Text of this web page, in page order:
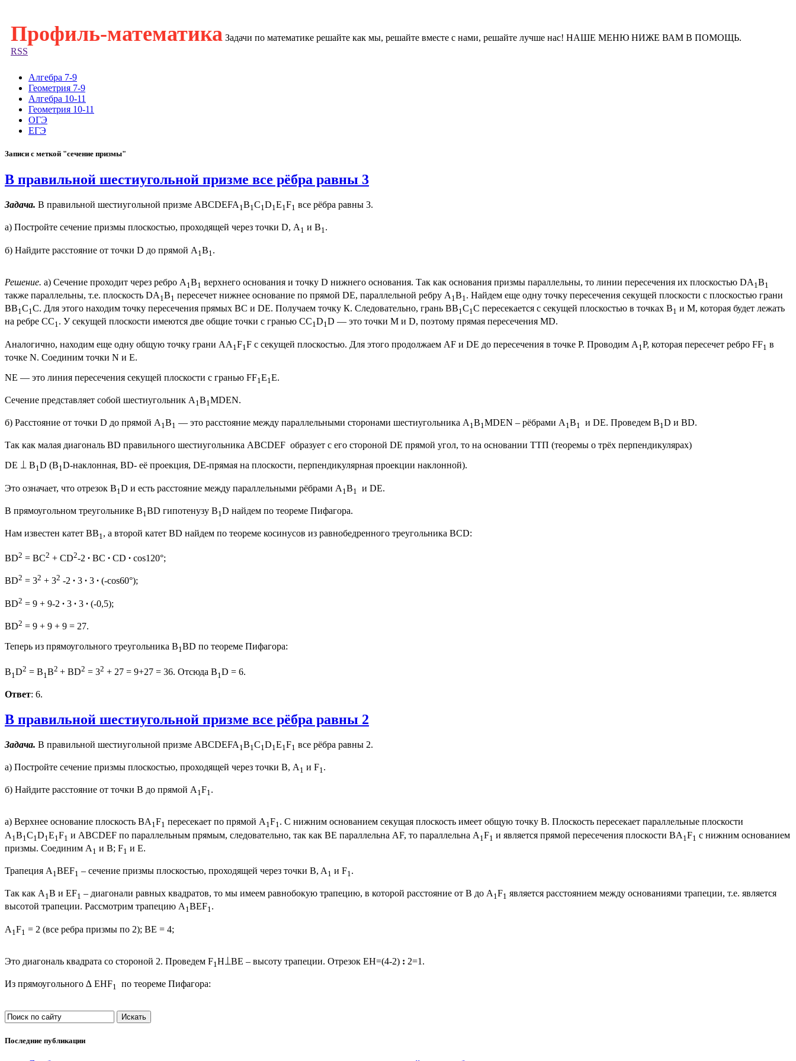
Профиль-математика Задачи по математике решайте как мы, решайте вместе с нами, решайте лучше нас! НАШЕ МЕНЮ НИЖЕ ВАМ В ПОМОЩЬ.
RSS
Алгебра 7-9
Геометрия 7-9
Алгебра 10-11
Геометрия 10-11
ОГЭ
ЕГЭ
Записи с меткой "сечение призмы"
В правильной шестиугольной призме все рёбра равны 3
Задача. В правильной шестиугольной призме ABCDEFA 1B1C1D1E1F1 все рёбра равны 3.
а) Постройте сечение призмы плоскостью, проходящей через точки D, А1 и B1.
б) Найдите расстояние от точки D до прямой А 1 B1 .
Решение. a) Сечение проходит через ребро A 1B1 верхнего основания и точку D нижнего основания. Так как основания призмы параллельны, то линии пересечения их плоскостью DA 1B1
также параллельны, т.е. плоскость DA 1B1 пересечет нижнее основание по прямой DE, параллельной ребру А 1В1. Найдем еще одну точку пересечения секущей плоскости с плоскостью грани
ВВ1С1С. Для этого находим точку пересечения прямых ВС и DE. Получаем точку К. Следовательно, грань ВВ1С1С пересекается с секущей плоскостью в точках В1 и М, которая будет лежать
на ребре СС1. У секущей плоскости имеются две общие точки с гранью СС1D1D — это точки M и D, поэтому прямая пересечения MD.
Аналогично, находим еще одну общую точку грани АА 1 F1 F с секущей плоскостью. Для этого продолжаем AF и DE до пересечения в точке Р. Проводим A 1 P, которая пересечет ребро FF1 в
точке N. Соединим точки N и E.
NE — это линия пересечения секущей плоскости с гранью FF1 E1 E.
Сечение представляет собой шестиугольник A 1B1MDEN.
б) Расстояние от точки D до прямой A 1B1 — это расстояние между параллельными сторонами шестиугольника A 1B1MDEN – рёбрами А 1В1 и DE. Проведем B1D и BD.
Так как малая диагональ BD правильного шестиугольника ABCDEF образует с его стороной DE прямой угол, то на основании ТТП (теоремы о трёх перпендикулярах)
DE ⟘ B1D (B1D-наклонная, BD- её проекция, DE-прямая на плоскости, перпендикулярная проекции наклонной).
Это означает, что отрезок В1 D и есть расстояние между параллельными рёбрами А 1 В1 и DE.
В прямоугольном треугольнике В1 ВD гипотенузу В1 D найдем по теореме Пифагора.
Нам известен катет ВВ1, а второй катет BD найдем по теореме косинусов из равнобедренного треугольника ВСD:
BD2 = BC2 + CD2-2 ∙ BC ∙ CD ∙ cos120°;
BD2 = 32 + 32 -2 ∙ 3 ∙ 3 ∙ (-cos60°);
BD2 = 9 + 9-2 ∙ 3 ∙ 3 ∙ (-0,5);
BD2 = 9 + 9 + 9 = 27.
Теперь из прямоугольного треугольника В1ВD по теореме Пифагора:
B1 D2 = B1 B2 + BD2 = 32 + 27 = 9+27 = 36. Отсюда В1 D = 6.
Ответ: 6.
В правильной шестиугольной призме все рёбра равны 2
Задача. В правильной шестиугольной призме ABCDEFA 1B1C1D1E1F1 все рёбра равны 2.
а) Постройте сечение призмы плоскостью, проходящей через точки В, А 1 и F1.
б) Найдите расстояние от точки В до прямой А 1F1.
а) Верхнее основание плоскость BA1F1 пересекает по прямой A1F1. С нижним основанием секущая плоскость имеет общую точку В. Плоскость пересекает параллельные плоскости
A 1 B1 C1 D1 E1 F1 и ABCDEF по параллельным прямым, следовательно, так как BE параллельна AF, то параллельна A 1 F1 и является прямой пересечения плоскости BA 1 F1 с нижним основанием
призмы. Соединим A 1 и B; F1 и E.
Трапеция A 1BEF1 – сечение призмы плоскостью, проходящей через точки B, A 1 и F1.
Так как A 1B и EF1 – диагонали равных квадратов, то мы имеем равнобокую трапецию, в которой расстояние от B до A 1F1 является расстоянием между основаниями трапеции, т.е. является
высотой трапеции. Рассмотрим трапецию A 1BEF1.
A 1 F1 = 2 (все ребра призмы по 2); BE = 4;
Это диагональ квадрата со стороной 2. Проведем F1 H⟘BE – высоту трапеции. Отрезок ЕН=(4-2) : 2=1.
Из прямоугольного ∆ EHF1 по теореме Пифагора:
Последние публикации